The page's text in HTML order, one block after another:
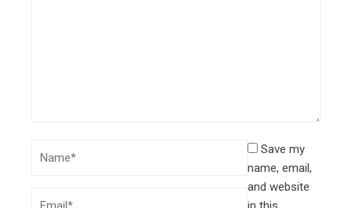
Save my
name, email,
and website